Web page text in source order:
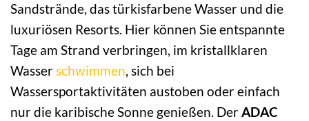
Sandstrände, das türkisfarbene Wasser und die
luxuriösen Resorts. Hier können Sie entspannte
Tage am Strand verbringen, im kristallklaren
Wasserschwimmen, sich bei
Wassersportaktivitäten austoben oder einfach
nur die karibische Sonne genießen. DerADAC